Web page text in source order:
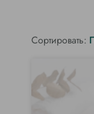
Сортировать: